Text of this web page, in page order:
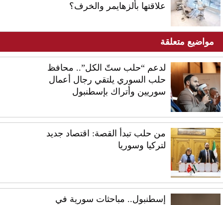
علاقتها بألزهايمر والخرف؟
مواضيع متعلقة
لدعم “حلب ستّ الكل”.. محافظ
حلب السوري يلتقي رجال أعمال
سوريين وأتراك بإسطنبول
من حلب تبدأ القصة: اقتصاد جديد
لتركيا وسوريا
إسطنبول.. مباحثات سورية في